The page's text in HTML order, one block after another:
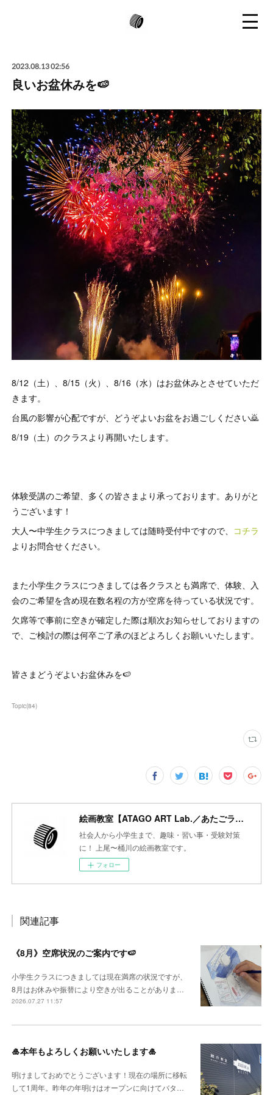
2023.08.13 02:56
良いお盆休みを🍉
8/12（土）、8/15（火）、8/16（水）はお盆休みとさせていただ
きます。
台風の影響が心配ですが、どうぞよいお盆をお過ごしください🙇
8/19（土）のクラスより再開いたします。
体験受講のご希望、多くの皆さまより承っております。ありがと
うございます！
大人〜中学生クラスにつきましては随時受付中ですので、 コチラ
よりお問合せください。
また小学生クラスにつきましては各クラスとも満席で、体験、入
会のご希望を含め現在数名程の方が空席を待っている状況です。
欠席等で事前に空きが確定した際は順次お知らせしておりますの
で、ご検討の際は何卒ご了承のほどよろしくお願いいたします。
皆さまどうぞよいお盆休みを🍉
Topic(84)
絵画教室【ATAGO ART Lab.／あたごラボ】
社会人から小学生まで、趣味・習い事・受験対策
に！ 上尾〜桶川の絵画教室です。
フォロー
関連記事
《8月》空席状況のご案内です🍉
小学生クラスにつきましては現在満席の状況ですが、
8月はお休みや振替により空きが出ることがありま…
2026.07.27 11:57
🎍本年もよろしくお願いいたします🎍
明けましておめでとうございます！現在の場所に移転
して1周年。昨年の年明けはオープンに向けてバタ…